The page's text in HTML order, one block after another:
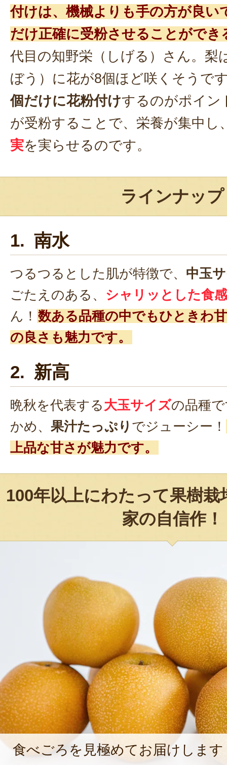
付けは、機械よりも手の方が良い
だけ正確に受粉させることができ
代目の知野栄（しげる）さん。梨
ぼう）に花が8個ほど咲くそうで
個だけに花粉付けするのがポイン
が受粉することで、栄養が集中し
実を実らせるのです。
ラインナップ
1. 南水
つるつるとした肌が特徴で、 中玉
ごたえのある、 シャリッとした食感
ん！ 数ある品種の中でもひときわ
の良さも魅力です。
2. 新高
晩秋を代表する大玉サイズの品種
かめ、 果汁たっぷり でジューシー！
上品な甘さが魅力です。
100年以上にわたって果樹栽
家の自信作！
食べごろを見極めてお届けします